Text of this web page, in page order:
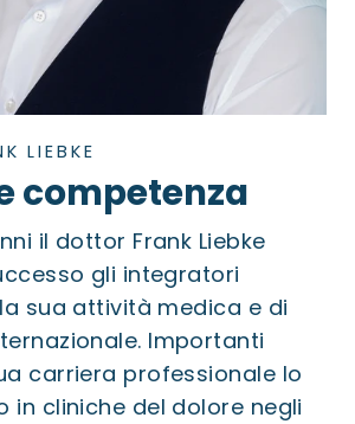
LIEBKE
competenza
il dottor Frank Liebke
gli integratori
sua attività medica e di
Importanti
carriera professionale lo
in cliniche del dolore negli